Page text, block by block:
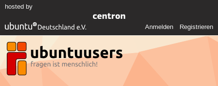
hosted by
Anmelden Registrieren